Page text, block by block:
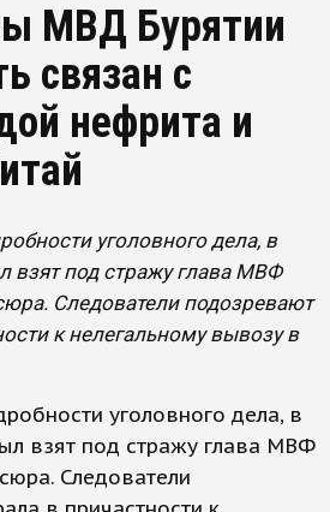
МВД Бурятии
связан с
нефрита и
уголовного дела, в
взят под стражу глава МВФ
Следователи подозревают
к нелегальному вывозу в
уголовного дела, в
взят под стражу глава МВФ
Следователи